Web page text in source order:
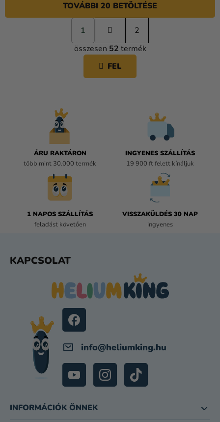
L
I
S
T
TOVÁBBI 20 BETÖLTÉSE
L
a
p
o
á
s
1
2
összesen 52 termék
FEL
ÁRU RAKTÁRON
több mint 30.000 termék
INGYENES SZÁLLÍTÁS
19 900 ft felett kínáljuk
1 NAPOS SZÁLLÍTÁS
feladást követően
VISSZAKÜLDÉS 30 NAP
ingyenes
KAPCSOLAT
info@heliumking.hu
INFORMÁCIÓK ÖNNEK